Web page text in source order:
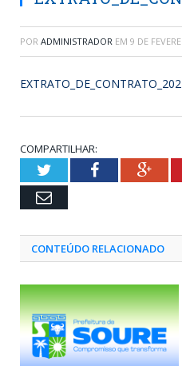
POR ADMINISTRADOR EM 9 DE
COMPARTILHAR:
TwitterFacebook
Email
CONTEÚDO RELACIONADO